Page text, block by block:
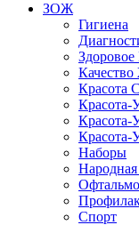
ЗОЖ
Гигиена
Красота
Красота-
Красота-
Красота-
Наборы
Спорт